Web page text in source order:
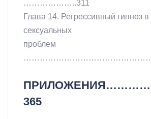
………………..311
Глава 14. Регрессивный гипноз в
сексуальных
проблем
365